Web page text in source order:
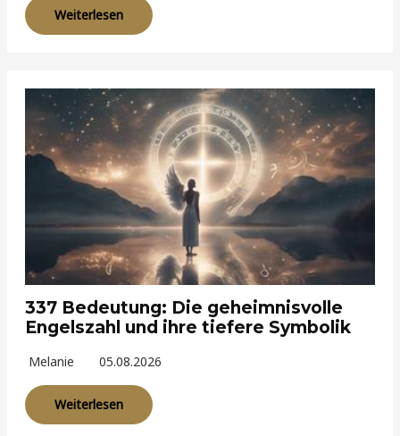
Weiterlesen
337 Bedeutung: Die geheimnisvolle
Engelszahl und ihre tiefere Symbolik
Melanie 05.08.2026
Weiterlesen